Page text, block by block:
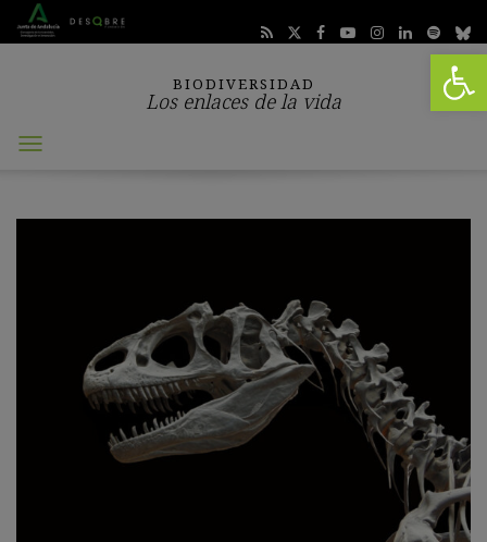
Abrir
BIODIVERSIDAD
Los enlaces de la vida
Abrir